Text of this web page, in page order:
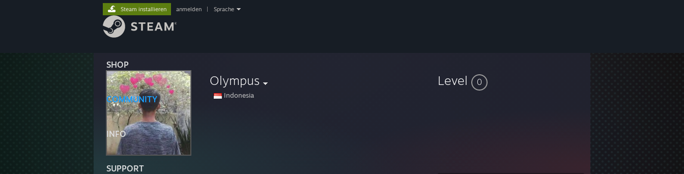
SHOP
COMMUNITY
INFO
SUPPORT
Steam installieren anmelden Sprache
Olympus
Indonesia
Level 0